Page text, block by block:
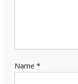
Name *